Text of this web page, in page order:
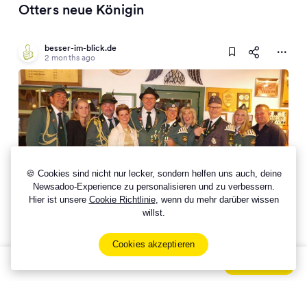
🍪 Cookies sind nicht nur lecker, sondern helfen uns auch, deine
Newsadoo-Experience zu personalisieren und zu verbessern.
Hier ist unsere Cookie Richtlinie, wenn du mehr darüber wissen
willst.
Cookies akzeptieren
Otters neue Königin
besser-im-blick.de
2 months ago
Erste Schützenkönigin in Otter: Svenja Horstmann